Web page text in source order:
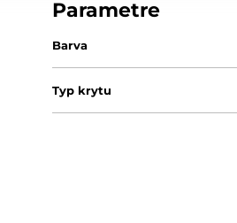
Parametre
Barva
Typ krytu